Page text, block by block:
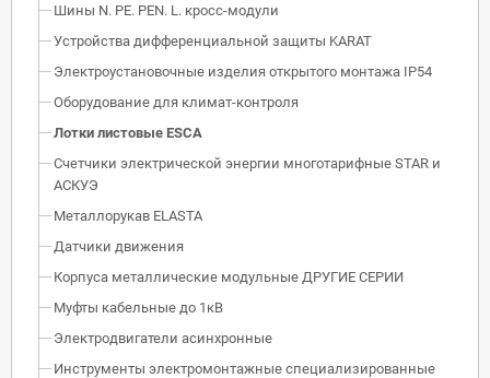
Шины N. PE. PEN. L. кросс-модули
Устройства дифференциальной защиты KARAT
Электроустановочные изделия открытого монтажа IP54
Оборудование для климат-контроля
Лотки листовые ESCA
Счетчики электрической энергии многотарифные STAR и
АСКУЭ
Металлорукав ELASTA
Датчики движения
Корпуса металлические модульные ДРУГИЕ СЕРИИ
Муфты кабельные до 1кВ
Электродвигатели асинхронные
Инструменты электромонтажные специализированные